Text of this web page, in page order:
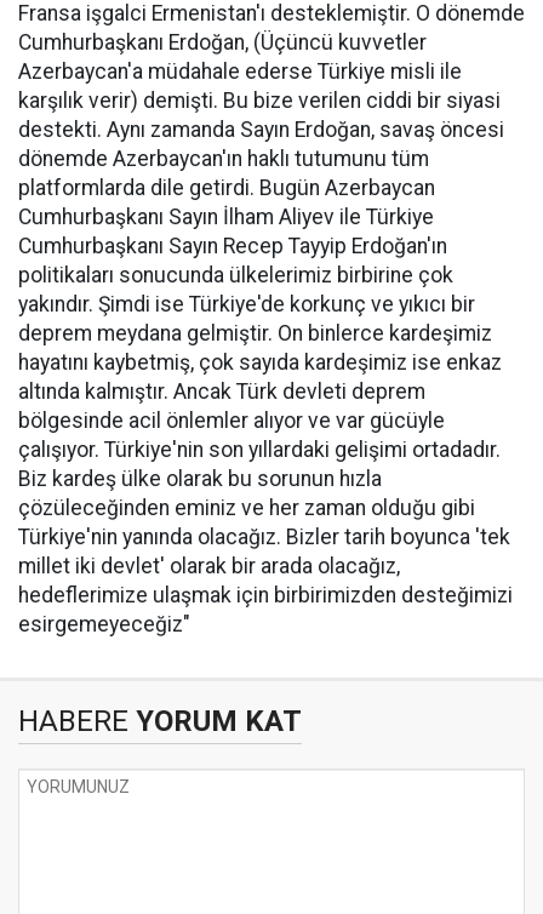
Fransa işgalci Ermenistan'ı desteklemiştir. O dönemde
Cumhurbaşkanı Erdoğan, (Üçüncü kuvvetler
Azerbaycan'a müdahale ederse Türkiye misli ile
karşılık verir) demişti. Bu bize verilen ciddi bir siyasi
destekti. Aynı zamanda Sayın Erdoğan, savaş öncesi
dönemde Azerbaycan'ın haklı tutumunu tüm
platformlarda dile getirdi. Bugün Azerbaycan
Cumhurbaşkanı Sayın İlham Aliyev ile Türkiye
Cumhurbaşkanı Sayın Recep Tayyip Erdoğan'ın
politikaları sonucunda ülkelerimiz birbirine çok
yakındır. Şimdi ise Türkiye'de korkunç ve yıkıcı bir
deprem meydana gelmiştir. On binlerce kardeşimiz
hayatını kaybetmiş, çok sayıda kardeşimiz ise enkaz
altında kalmıştır. Ancak Türk devleti deprem
bölgesinde acil önlemler alıyor ve var gücüyle
çalışıyor. Türkiye'nin son yıllardaki gelişimi ortadadır.
Biz kardeş ülke olarak bu sorunun hızla
çözüleceğinden eminiz ve her zaman olduğu gibi
Türkiye'nin yanında olacağız. Bizler tarih boyunca 'tek
millet iki devlet' olarak bir arada olacağız,
hedeflerimize ulaşmak için birbirimizden desteğimizi
esirgemeyeceğiz"
HABERE YORUM KAT